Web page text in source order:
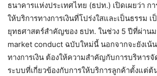
ธนาคารแห่งประเทศไทย (ธปท.) เปิดเผยว่า ก
ให้บริการทางการเงินที่โปร่งใสและเป็นธรรม เ
ยุทธศาสตร์สำคัญของ ธปท. ในช่วง 5 ปีที่ผ่าน
market conduct ฉบับใหม่นี้ นอกจากจะยังเน้
ทางการเงิน ต้องให้ความสำคัญกับการบริหาร
ระบบที่เกี่ยวข้องกับการให้บริการลูกค้าตั้งแต่